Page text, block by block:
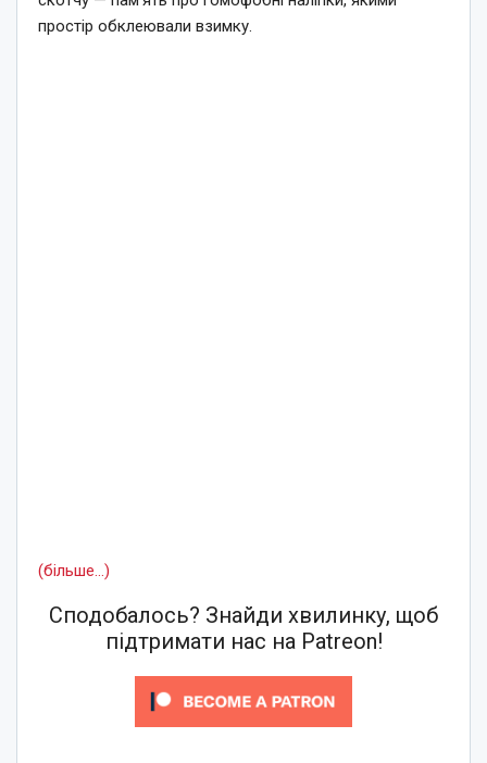
простір обклеювали взимку.
(більше…)
Сподобалось? Знайди хвилинку, щоб
підтримати нас на Patreon!